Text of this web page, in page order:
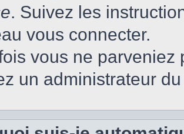
. Suivez les
vous connecter.
vous ne
un administrateur